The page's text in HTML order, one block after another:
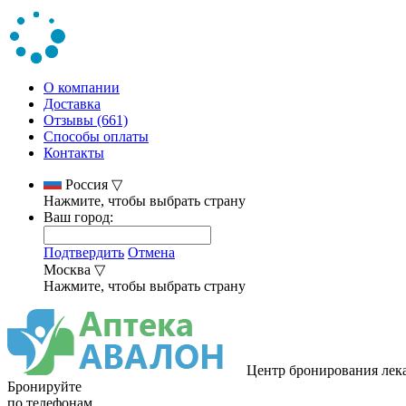
О компании
Доставка
Отзывы (661)
Способы оплаты
Контакты
Россия ▽
Нажмите, чтобы выбрать страну
Ваш город:
Подтвердить Отмена
Москва ▽
Нажмите, чтобы выбрать страну
Центр бронирования
Бронируйте
по телефонам